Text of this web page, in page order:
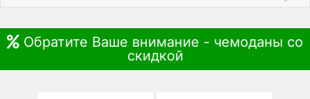
Обратите Ваше внимание - чемоданы со
скидкой